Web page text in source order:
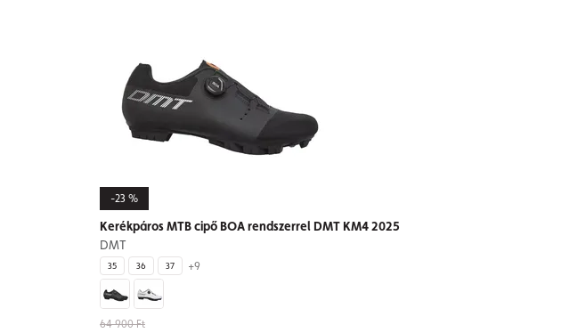
-23 %
Kerékpáros MTB cipő BOA rendszerrel DMT KM4 2025
DMT
35 36 37 +9
64 900 Ft